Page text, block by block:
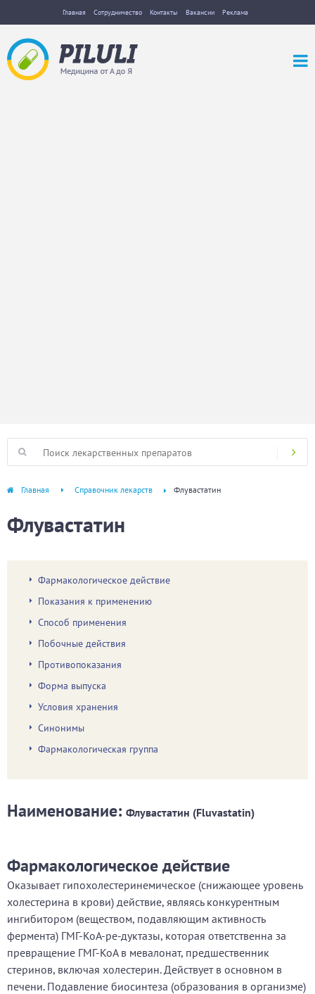
Главная Сотрудничество Контакты Вакансии Реклама
Главная Справочник лекарств Флувастатин
Флувастатин
Фармакологическое действие
Показания к применению
Способ применения
Побочные действия
Противопоказания
Форма выпуска
Условия хранения
Синонимы
Фармакологическая группа
Наименование: Флувастатин (Fluvastatin)
Фармакологическое действие
Оказывает гипохолестеринемическое (снижающее уровень
холестерина в крови) действие, являясь конкурентным
ингибитором (веществом, подавляющим активность
фермента) ГМГ-КоА-ре-дуктазы, которая ответственна за
превращение ГМГ-КоА в мевалонат, предшественник
стеринов, включая холестерин. Действует в основном в
печени. Подавление биосинтеза (образования в организме)